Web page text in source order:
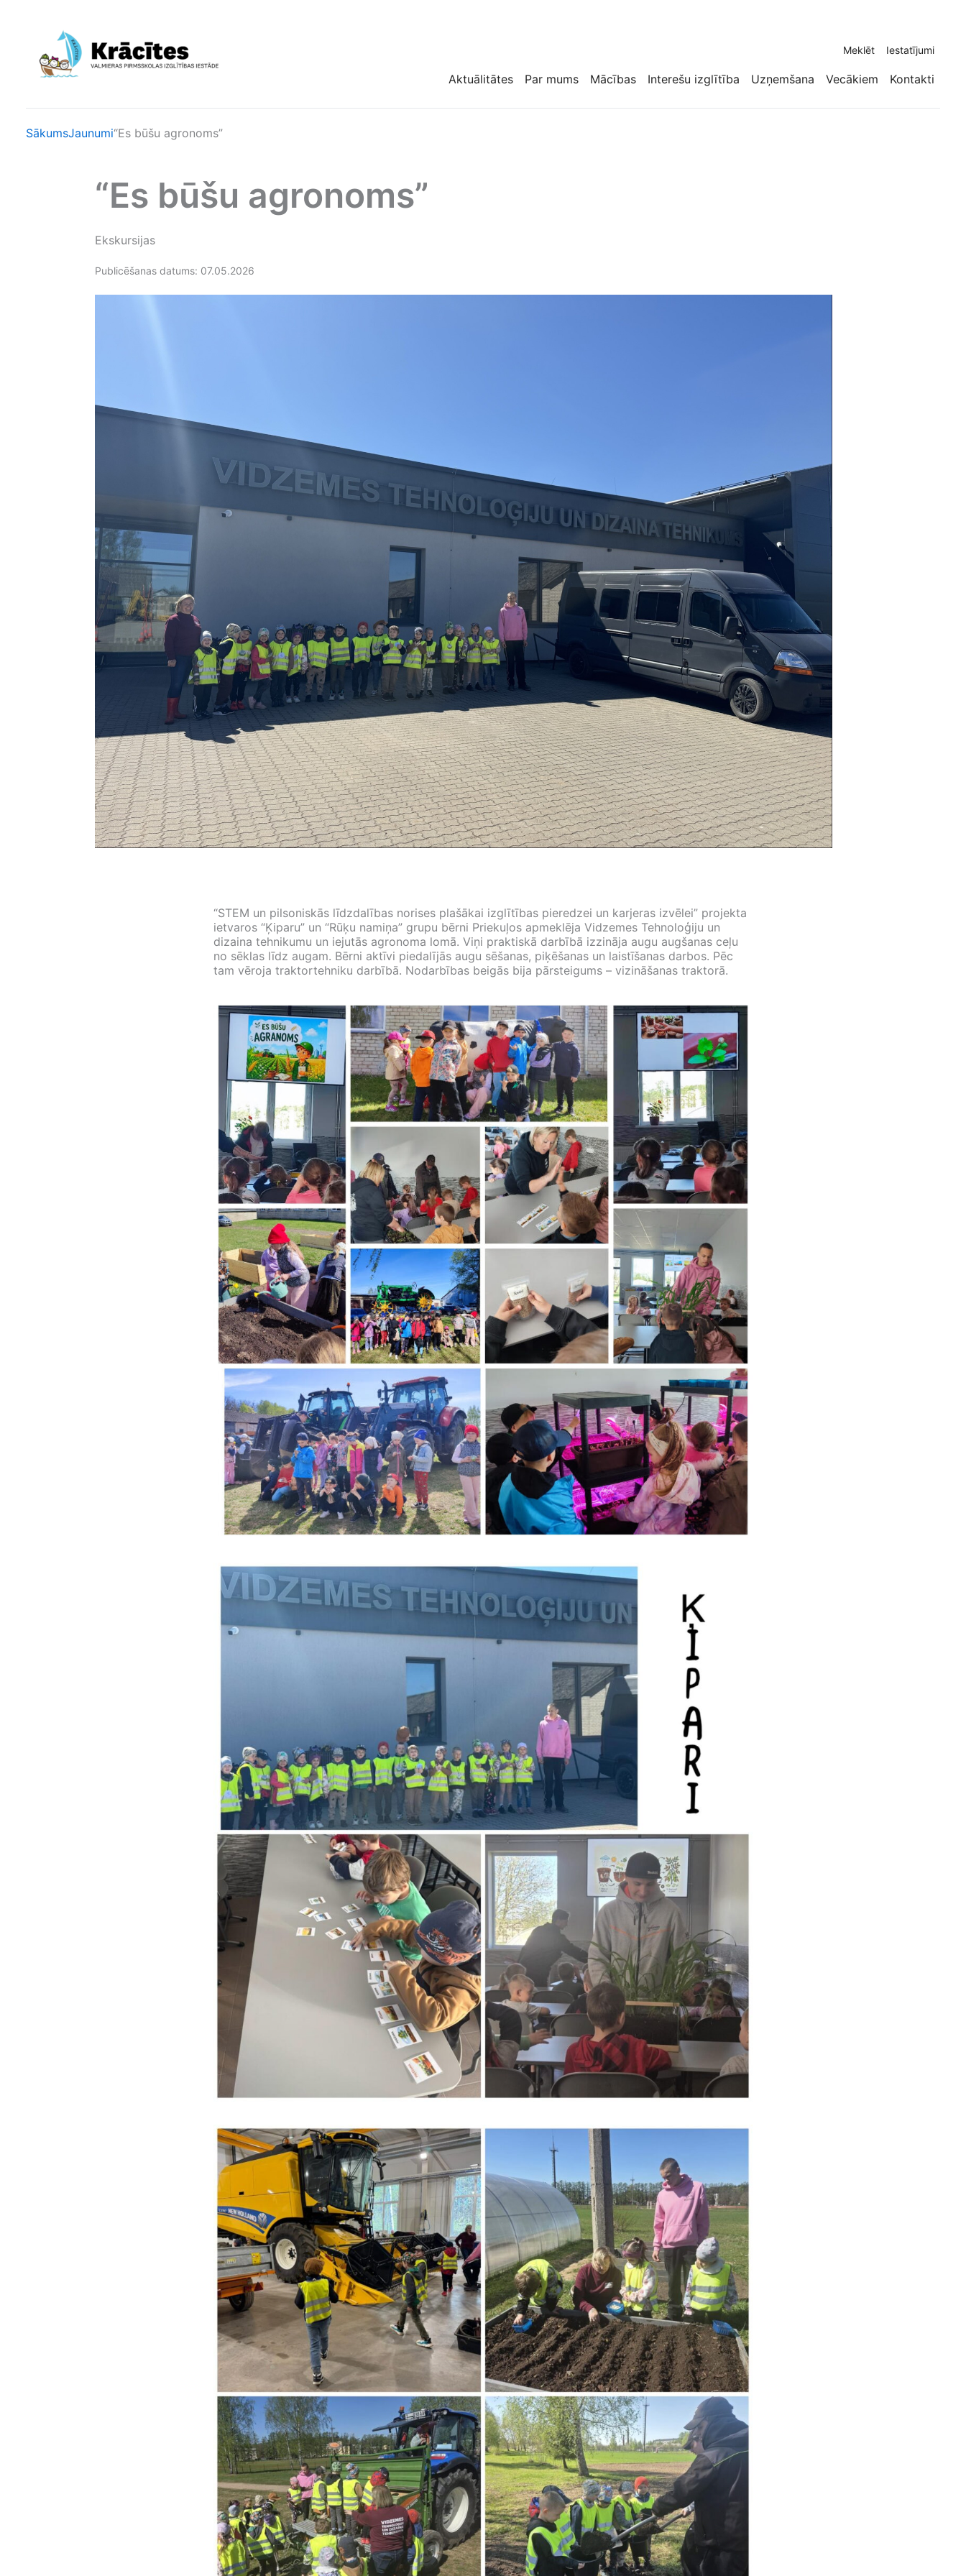
Meklēt Iestatījumi
Aktuālitātes Par mums Mācības Interešu izglītība Uzņemšana Vecākiem Kontakti
SākumsJaunumi“Es būšu agronoms”
“Es būšu agronoms”
Ekskursijas
Publicēšanas datums: 07.05.2026
“STEM un pilsoniskās līdzdalības norises plašākai izglītības pieredzei un karjeras izvēlei” projekta
ietvaros “Ķiparu” un “Rūķu namiņa” grupu bērni Priekuļos apmeklēja Vidzemes Tehnoloģiju un
dizaina tehnikumu un iejutās agronoma lomā. Viņi praktiskā darbībā izzināja augu augšanas ceļu
no sēklas līdz augam. Bērni aktīvi piedalījās augu sēšanas, piķēšanas un laistīšanas darbos. Pēc
tam vēroja traktortehniku darbībā. Nodarbības beigās bija pārsteigums – vizināšanas traktorā.